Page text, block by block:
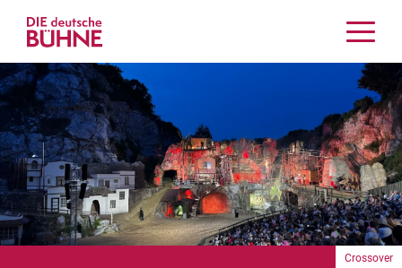
Kritiken
Schauspiel
Musiktheater
Tanz
Crossover
Bühnenwelt
Festivals & Veranstaltungen
Crossover